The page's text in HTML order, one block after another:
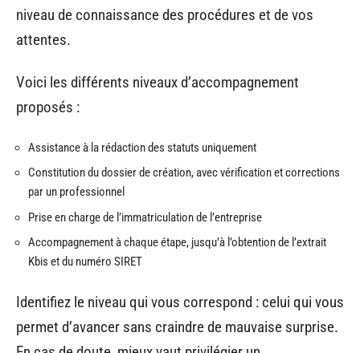
niveau de connaissance des procédures et de vos
attentes.
Voici les différents niveaux d’accompagnement
proposés :
Assistance à la rédaction des statuts uniquement
Constitution du dossier de création, avec vérification et corrections
par un professionnel
Prise en charge de l’immatriculation de l’entreprise
Accompagnement à chaque étape, jusqu’à l’obtention de l’extrait
Kbis et du numéro SIRET
Identifiez le niveau qui vous correspond : celui qui vous
permet d’avancer sans craindre de mauvaise surprise.